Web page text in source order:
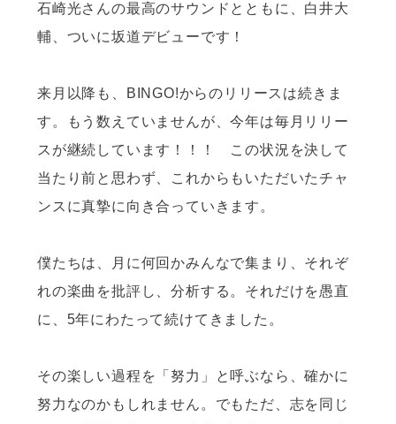
石崎光さんの最高のサウンドとともに、白井大
輔、ついに坂道デビューです！
来月以降も、BINGO!からのリリースは続きま
す。もう数えていませんが、今年は毎月リリー
スが継続しています！！！ この状況を決して
当たり前と思わず、これからもいただいたチャ
ンスに真摯に向き合っていきます。
僕たちは、月に何回かみんなで集まり、それぞ
れの楽曲を批評し、分析する。それだけを愚直
に、5年にわたって続けてきました。
その楽しい過程を「努力」と呼ぶなら、確かに
努力なのかもしれません。でもただ、志を同じ